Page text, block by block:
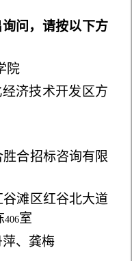
问，请按以下方
院
济技术开发区方
胜合招标咨询有限
滩区红谷北大道
406室
、龚梅